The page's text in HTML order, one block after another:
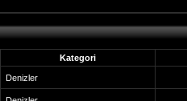
Kategori
Denizler